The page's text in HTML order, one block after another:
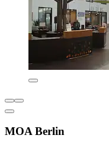
MOA Berlin